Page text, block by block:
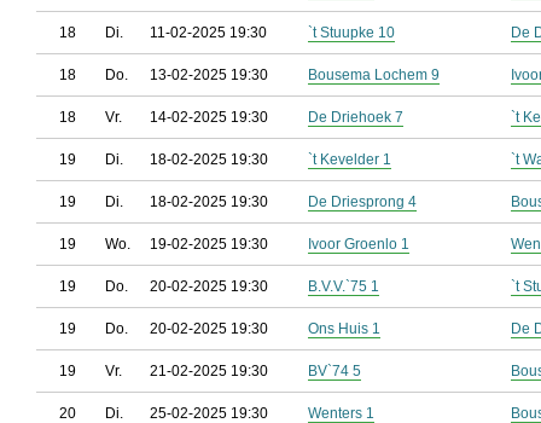
18 Di. 11-02-2025 19:30 `t Stuupke 10 De
18 Do. 13-02-2025 19:30 Bousema Lochem 9
18 Vr. 14-02-2025 19:30 De Driehoek 7 `t
19 Di. 18-02-2025 19:30 `t Kevelder 1 `t
19 Di. 18-02-2025 19:30 De Driesprong 4
19 Wo. 19-02-2025 19:30 Ivoor Groenlo 1
19 Do. 20-02-2025 19:30 B.V.V.`75 1 `t
19 Do. 20-02-2025 19:30 Ons Huis 1 De
19 Vr. 21-02-2025 19:30 BV`74 5
20 Di. 25-02-2025 19:30 Wenters 1